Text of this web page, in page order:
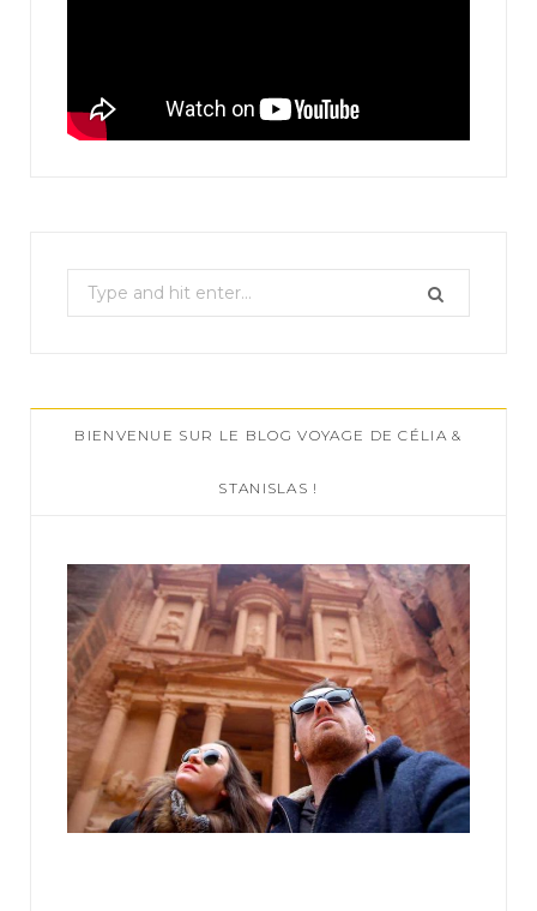
e
c
h
:
BIENVENUE SUR LE BLOG VOYAGE DE CÉLIA &
STANISLAS !